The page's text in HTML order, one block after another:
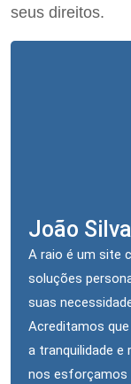
seus direitos.
João Silva
A raio é um site
soluções
suas
Acreditamos
a tranquilidade e
nos esforçamos